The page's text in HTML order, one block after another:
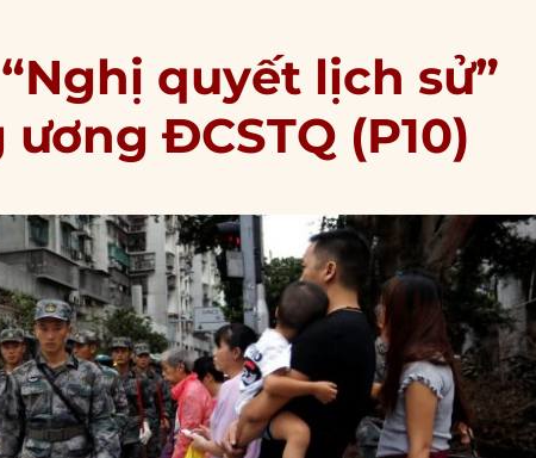
quyết lịch sử”
ĐCSTQ (P10)